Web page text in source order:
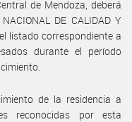
de Mendoza, deberá
DE CALIDAD Y
el listado correspondiente a
durante el período
de la residencia a
reconocidas por esta